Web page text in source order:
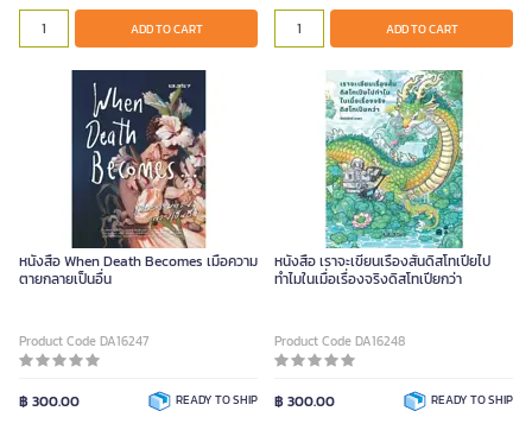
ADD TO CART ADD TO CART
หนังสือ When Death Becomes เมื่อความ
ตายกลายเป็นอื่น
Product Code DA16247
฿ 300.00 READY TO SHIP
หนังสือ เราจะเขียนเรื่องสั้นดิสโทเปียไป
ทำไมในเมื่อเรื่องจริงดิสโทเปียกว่า
Product Code DA16248
฿ 300.00 READY TO SHIP